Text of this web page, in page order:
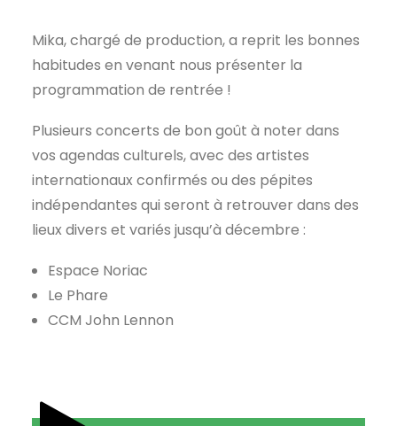
Mika, chargé de production, a reprit les bonnes
habitudes en venant nous présenter la
programmation de rentrée !
Plusieurs concerts de bon goût à noter dans
vos agendas culturels, avec des artistes
internationaux confirmés ou des pépites
indépendantes qui seront à retrouver dans des
lieux divers et variés jusqu’à décembre :
Espace Noriac
Le Phare
CCM John Lennon